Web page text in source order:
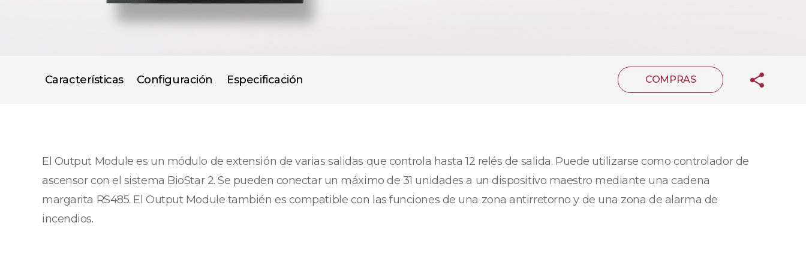
Características Configuración Especificación COMPRAS
El Output Module es un módulo de extensión de varias salidas que controla hasta 12 relés de salida. Puede utilizarse como controlador de
ascensor con el sistema BioStar 2. Se pueden conectar un máximo de 31 unidades a un dispositivo maestro mediante una cadena
margarita RS485. El Output Module también es compatible con las funciones de una zona antirretorno y de una zona de alarma de
incendios.